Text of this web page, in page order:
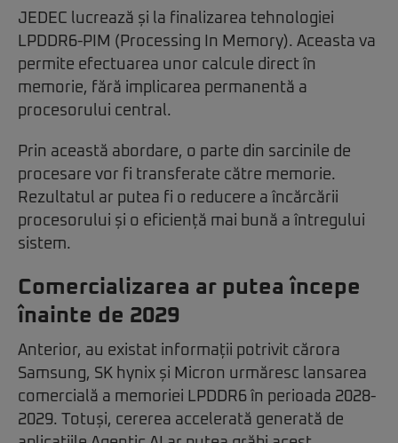
JEDEC lucrează și la finalizarea tehnologiei
LPDDR6-PIM (Processing In Memory). Aceasta va
permite efectuarea unor calcule direct în
memorie, fără implicarea permanentă a
procesorului central.
Prin această abordare, o parte din sarcinile de
procesare vor fi transferate către memorie.
Rezultatul ar putea fi o reducere a încărcării
procesorului și o eficiență mai bună a întregului
sistem.
Comercializarea ar putea începe
înainte de 2029
Anterior, au existat informații potrivit cărora
Samsung, SK hynix și Micron urmăresc lansarea
comercială a memoriei LPDDR6 în perioada 2028-
2029. Totuși, cererea accelerată generată de